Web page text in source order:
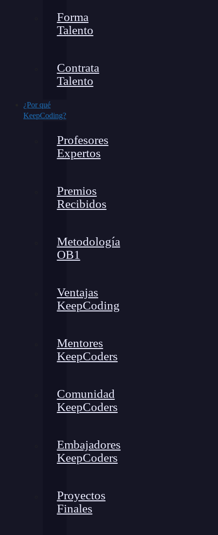
Forma
Talento
Contrata
Talento
¿Por qué
KeepCoding?
Profesores
Expertos
Premios
Recibidos
Metodología
OB1
Ventajas
KeepCoding
Mentores
KeepCoders
Comunidad
KeepCoders
Embajadores
KeepCoders
Proyectos
Finales